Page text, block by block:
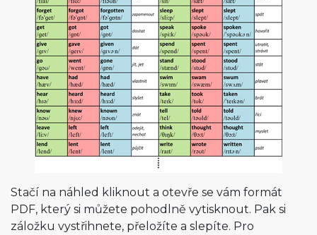
Stačí na náhled kliknout a otevře se vám formát
PDF, který si můžete pohodlně vytisknout. Pak si
záložku vystřihnete, přeložíte a slepíte. Pro